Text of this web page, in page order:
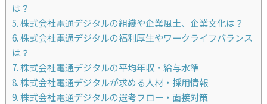
は？
5. 株式会社電通デジタルの組織や企業風土、企業文化は？
6. 株式会社電通デジタルの福利厚生やワークライフバランス
は？
7. 株式会社電通デジタルの平均年収・給与水準
8. 株式会社電通デジタルが求める人材・採用情報
9. 株式会社電通デジタルの選考フロー・面接対策